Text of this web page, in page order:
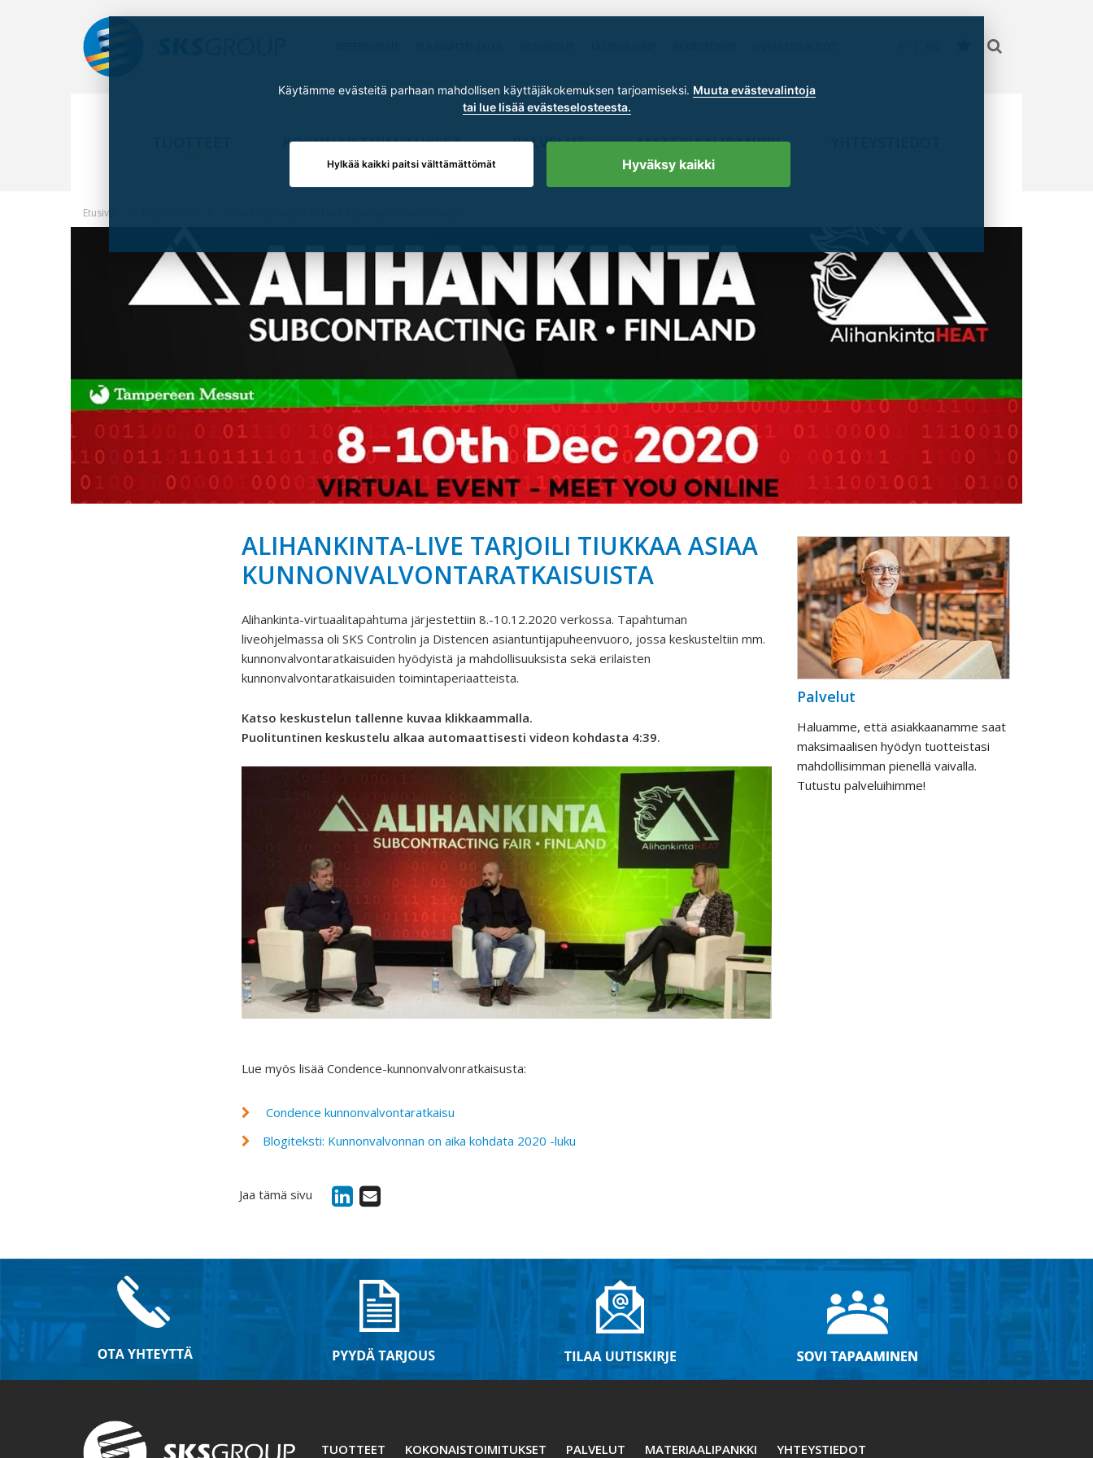
KOKONAISTOIMITUKSET PALVELUT MATERIAALIPANKKI
Etusivu
ALIHANKINTA-LIVE TARJOILI TIUKKAA ASIAA
KUNNONVALVONTARATKAISUISTA
Alihankinta-virtuaalitapahtuma järjestettiin 8.-10.12.2020 verkossa. Tapahtuman
liveohjelmassa oli SKS Controlin ja Distencen asiantuntijapuheenvuoro, jossa keskusteltiin mm.
kunnonvalvontaratkaisuiden hyödyistä ja mahdollisuuksista sekä erilaisten
kunnonvalvontaratkaisuiden toimintaperiaatteista.
Katso keskustelun tallenne kuvaa klikkaammalla.
Puolituntinen keskustelu alkaa automaattisesti videon kohdasta 4:39.
Lue myös lisää Condence-kunnonvalvonratkaisusta:
Condence kunnonvalvontaratkaisu
Blogiteksti: Kunnonvalvonnan on aika kohdata 2020 -luku
Jaa tämä sivu
Palvelut
Haluamme, että asiakkaanamme saat
maksimaalisen hyödyn tuotteistasi
mahdollisimman pienellä vaivalla.
Tutustu palveluihimme!
TUOTTEET KOKONAISTOIMITUKSET PALVELUT MATERIAALIPANKKI YHTEYSTIEDOT
Käytämme evästeitä parhaan mahdollisen käyttäjäkokemuksen tarjoamiseksi. Muuta evästevalintoja
tai lue lisää evästeselosteesta.
Hyväksy kaikki
Hylkää kaikki paitsi välttämättömät